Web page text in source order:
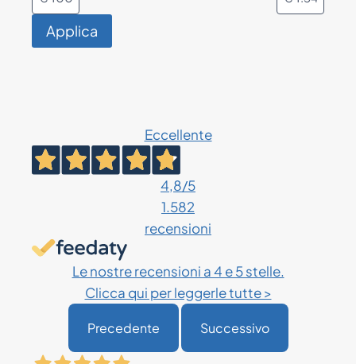
Applica
Eccellente
4,8/5
1.582
recensioni
Le nostre recensioni a 4 e 5 stelle.
Clicca qui per leggerle tutte >
Precedente Successivo